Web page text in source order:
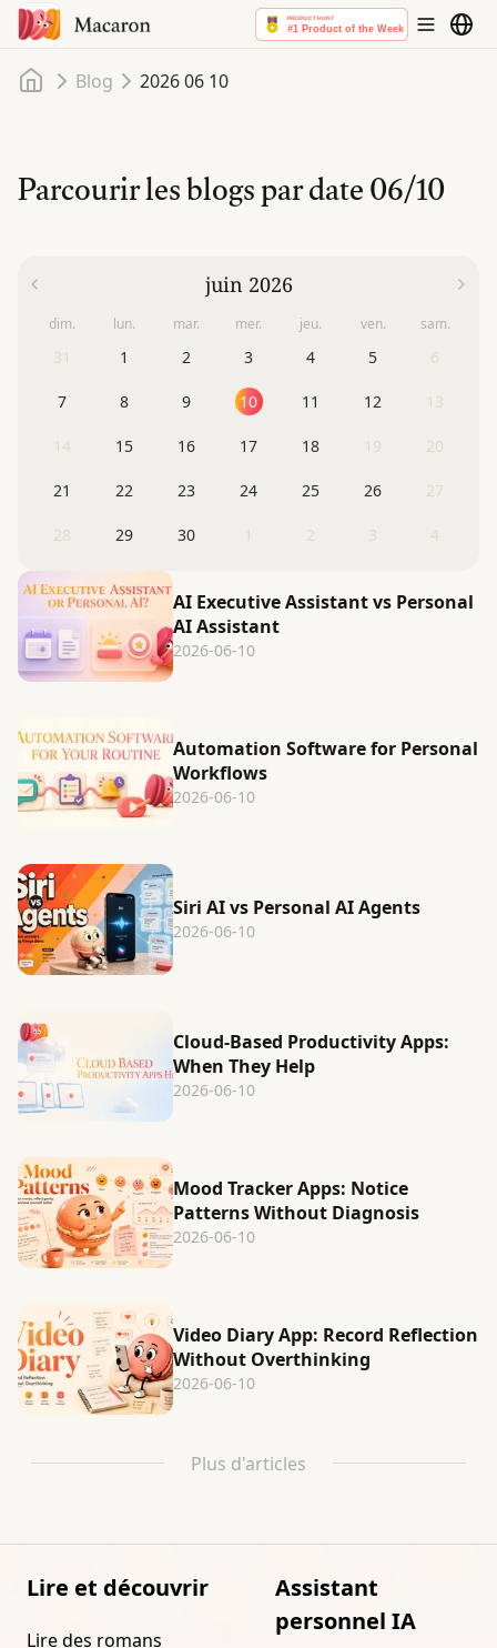
Accueil
Blog 2026 06 10
Parcourir les blogs par date06/10
AI Executive Assistant vs Personal
AI Assistant
2026-06-10
Automation Software for Personal
Workflows
2026-06-10
Siri AI vs Personal AI Agents
2026-06-10
Cloud-Based Productivity Apps:
When They Help
2026-06-10
Mood Tracker Apps: Notice
Patterns Without Diagnosis
2026-06-10
Video Diary App: Record Reflection
Without Overthinking
2026-06-10
Plus d'articles
juin 2026
dim. lun. mar. mer. jeu. ven. sam.
1 2 3 4 5
7 8 9 10 11 12
15 16 17 18
21 22 23 24 25 26
29 30
Lire et découvrir
Lire des romans
Assistant
personnel IA